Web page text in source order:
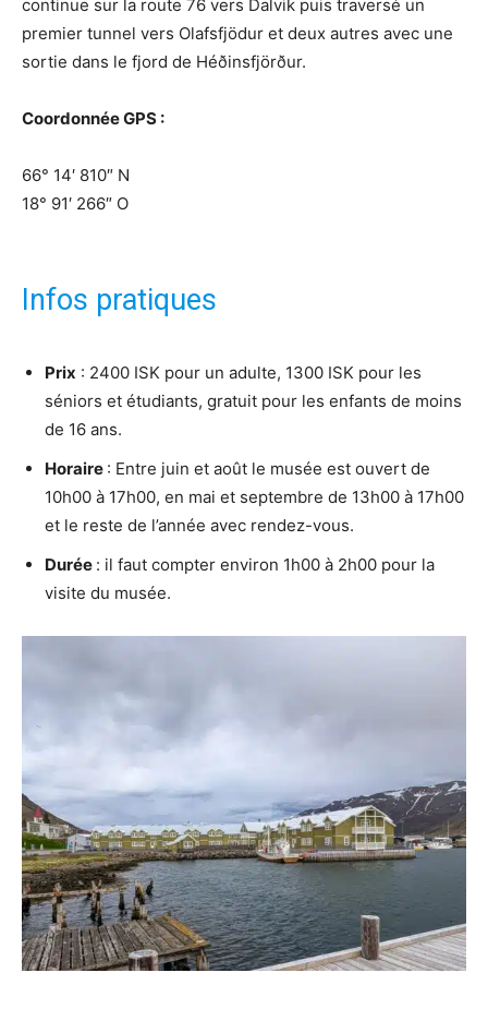
continue sur la route 76 vers Dalvik puis traversé un
premier tunnel vers Olafsfjödur et deux autres avec une
sortie dans le fjord de Héðinsfjörður.
Coordonnée GPS :
66° 14′ 810″ N
18° 91′ 266″ O
Infos pratiques
Prix : 2400 ISK pour un adulte, 1300 ISK pour les
séniors et étudiants, gratuit pour les enfants de moins
de 16 ans.
Horaire : Entre juin et août le musée est ouvert de
10h00 à 17h00, en mai et septembre de 13h00 à 17h00
et le reste de l’année avec rendez-vous.
Durée : il faut compter environ 1h00 à 2h00 pour la
visite du musée.